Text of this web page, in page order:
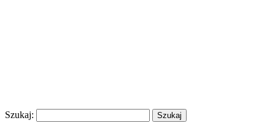
Szukaj: